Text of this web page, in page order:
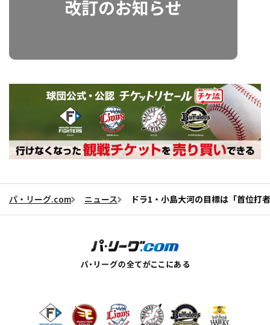
パ・リーグ.com ニュース ドラ1・小島大河の目標は「首位打